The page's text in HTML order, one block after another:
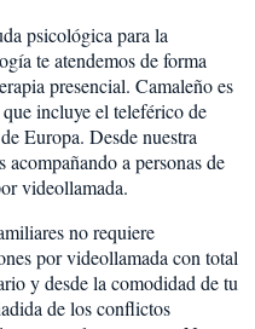
psicológica para la
te atendemos de forma
presencial. Camaleño es
incluye el teleférico de
Europa. Desde nuestra
acompañando a personas de
videollamada.
no requiere
por videollamada con total
y desde la comodidad de tu
de los conflictos